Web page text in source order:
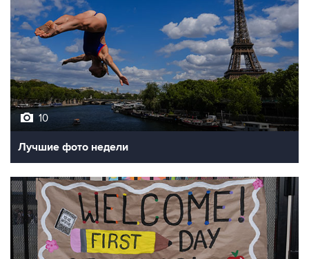
10
Лучшие фото недели